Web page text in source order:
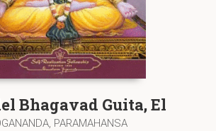
Bhagavad Guita, El
PARAMAHANSA